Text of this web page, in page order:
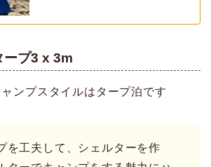
ープ3 x 3m
ンプスタイルはタープ泊です
を工夫して、シェルターを作